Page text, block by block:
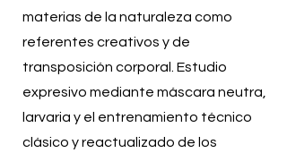
materias de la naturaleza como
referentes creativos y de
transposición corporal. Estudio
expresivo mediante máscara neutra,
larvaria y el entrenamiento técnico
clásico y reactualizado de los